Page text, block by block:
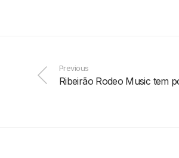
Previous
Ribeirão Rodeo Music tem